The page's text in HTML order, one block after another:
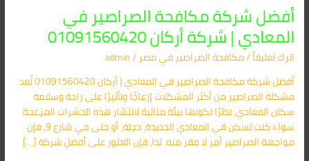
أفضل شركة مكافحة الصراصير في
المعادي | شركة أركان 01091560420
اترك تعليقاً/مكافحة الصراصير​ في مصر/
admin
أفضل شركة مكافحة الصراصير في المعادي | أركان 01091560420 تُعد
مشكلة الصراصير من أكثر المشكلات إزعاجًا وتأثيرًا على راحة وسلامة
سكان المعادي، نظرًا لكونها بيئة مثالية لانتشار هذه الحشرات المزعجة.
سواء كنت تسكن في المعادي الجديدة، دجلة، أو حتى في شارع 9، فإن
مواجهة الصراصير أمر لا مفر منه. لذا، فإن العثور على أفضل شركة […]
مكافحة
الصراصير
في
المعادي
|
شركة
أركان
01091560420